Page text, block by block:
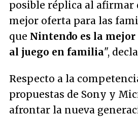
posible réplica al afirmar
mejor oferta para las
que Nintendo es la mejor
al juego en familia",
Respecto a la
propuestas de Sony y
afrontar la nueva